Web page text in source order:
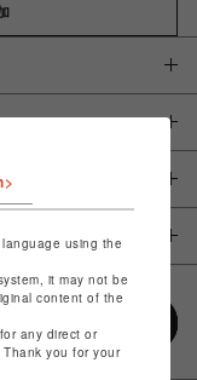
using the
it may not be
content of the
any direct or
you for your